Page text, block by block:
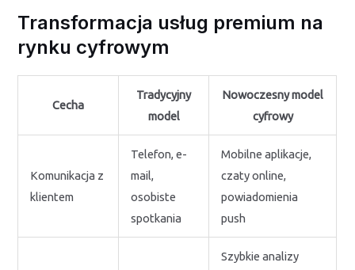
Transformacja usług premium na
rynku cyfrowym
Cecha
Tradycyjny
model
Nowoczesny model
cyfrowy
Komunikacja z
klientem
Telefon, e-
mail,
osobiste
spotkania
Mobilne aplikacje,
czaty online,
powiadomienia
push
Szybkie analizy